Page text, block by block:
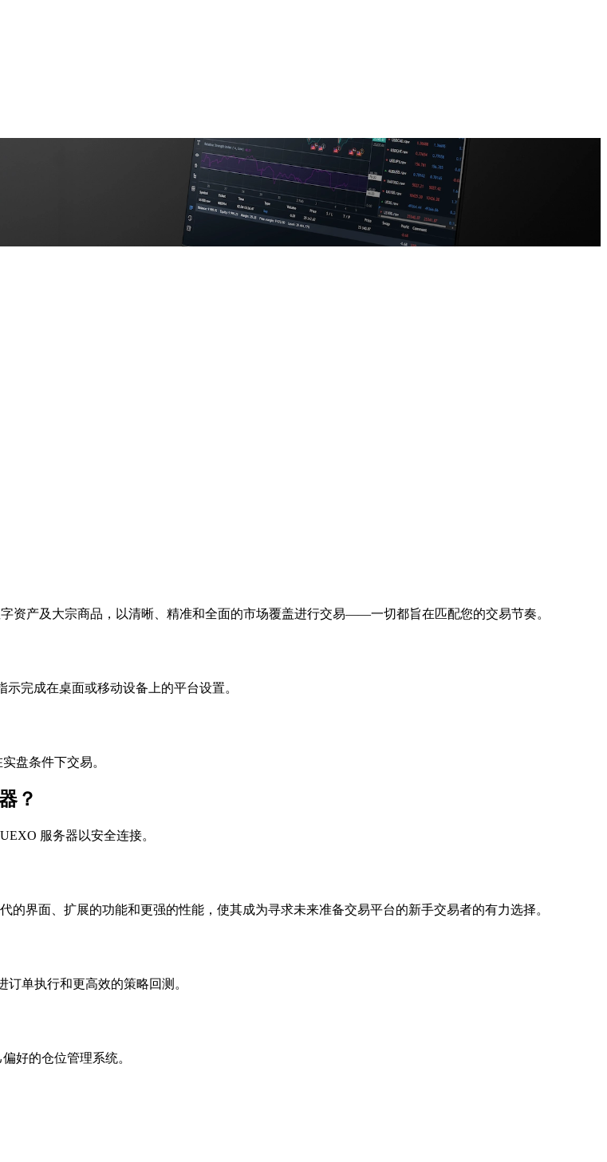
资产及大宗商品，以清晰、精准和全面的市场覆盖进行交易——一切都旨在匹配您的交易节奏。
完成在桌面或移动设备上的平台设置。
盘条件下交易。
？
服务器以安全连接。
的界面、扩展的功能和更强的性能，使其成为寻求未来准备交易平台的新手交易者的有力选择。
订单执行和更高效的策略回测。
好的仓位管理系统。